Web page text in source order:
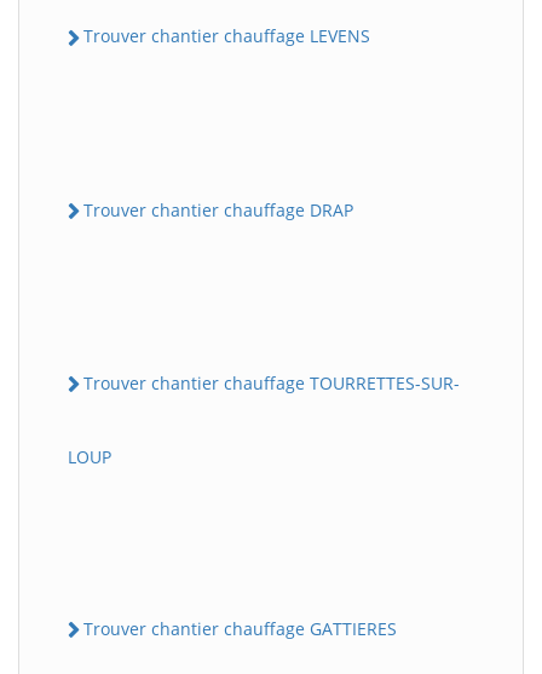
Trouver chantier chauffage LEVENS
Trouver chantier chauffage DRAP
Trouver chantier chauffage TOURRETTES-SUR-
LOUP
Trouver chantier chauffage GATTIERES